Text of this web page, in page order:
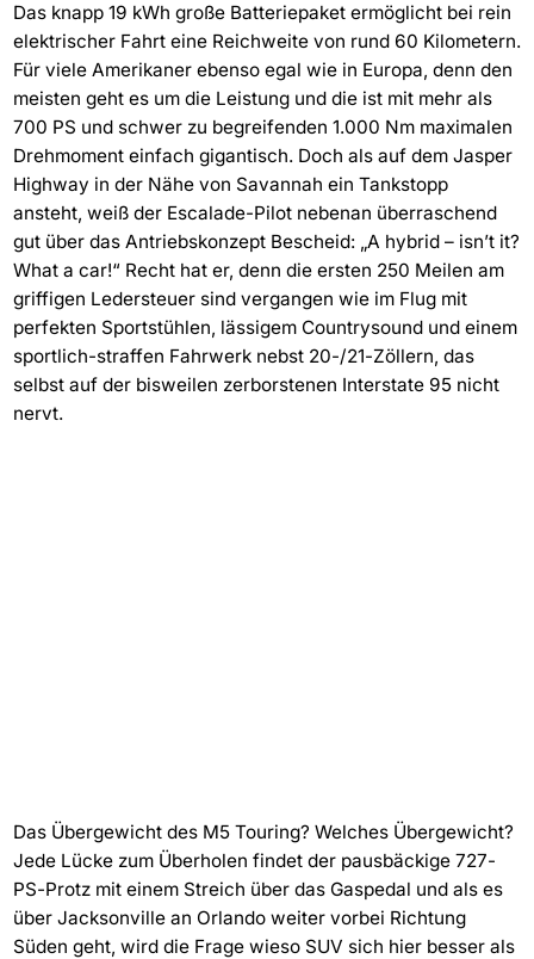
Das knapp 19 kWh große Batteriepaket ermöglicht bei rein
elektrischer Fahrt eine Reichweite von rund 60 Kilometern.
Für viele Amerikaner ebenso egal wie in Europa, denn den
meisten geht es um die Leistung und die ist mit mehr als
700 PS und schwer zu begreifenden 1.000 Nm maximalen
Drehmoment einfach gigantisch. Doch als auf dem Jasper
Highway in der Nähe von Savannah ein Tankstopp
ansteht, weiß der Escalade-Pilot nebenan überraschend
gut über das Antriebskonzept Bescheid: „A hybrid – isn’t it?
What a car!“ Recht hat er, denn die ersten 250 Meilen am
griffigen Ledersteuer sind vergangen wie im Flug mit
perfekten Sportstühlen, lässigem Countrysound und einem
sportlich-straffen Fahrwerk nebst 20-/21-Zöllern, das
selbst auf der bisweilen zerborstenen Interstate 95 nicht
nervt.
Das Übergewicht des M5 Touring? Welches Übergewicht?
Jede Lücke zum Überholen findet der pausbäckige 727-
PS-Protz mit einem Streich über das Gaspedal und als es
über Jacksonville an Orlando weiter vorbei Richtung
Süden geht, wird die Frage wieso SUV sich hier besser als